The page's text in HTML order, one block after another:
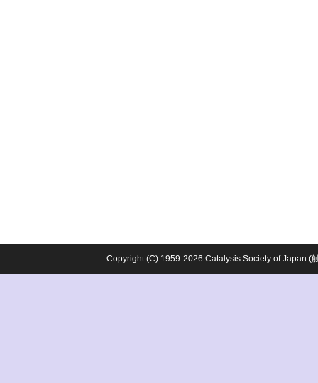
Copyright (C) 1959-2026 Catalysis Society of Japan (